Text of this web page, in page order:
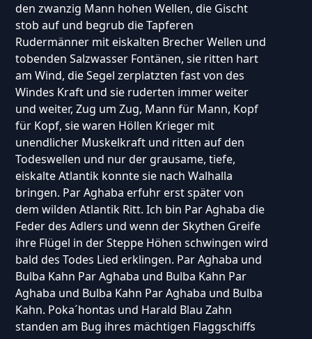
den zwanzig Mann hohen Wellen, die Gischt
stob auf und begrub die Tapferen
Rudermänner mit eiskalten Brecher Wellen und
tobenden Salzwasser Fontänen, sie ritten hart
am Wind, die Segel zerplatzten fast von des
Windes Kraft und sie ruderten immer weiter
und weiter, Zug um Zug, Mann für Mann, Kopf
für Kopf, sie waren Höllen Krieger mit
unendlicher Muskelkraft und ritten auf den
Todeswellen und nur der grausame, tiefe,
eiskalte Atlantik konnte sie nach Walhalla
bringen. Par Aghaba erfuhr erst später von
dem wilden Atlantik Ritt. Ich bin Par Aghaba die
Feder des Adlers und wenn der Skythen Greife
ihre Flügel in der Steppe Höhen schwingen wird
bald des Todes Lied erklingen. Par Aghaba und
Bulba Kahn Par Aghaba und Bulba Kahn Par
Aghaba und Bulba Kahn Par Aghaba und Bulba
Kahn. Poka´hontas und Harald Blau Zahn
standen am Bug ihres mächtigen Flaggschiffs